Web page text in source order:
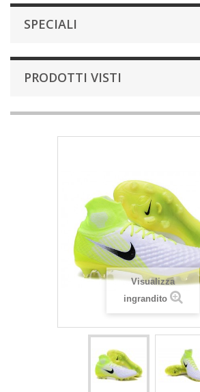
SPECIALI
PRODOTTI VISTI
Visualizza
ingrandito